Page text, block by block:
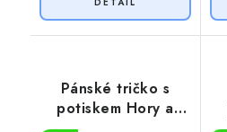
Pánské tričko s
potiskem Hory a